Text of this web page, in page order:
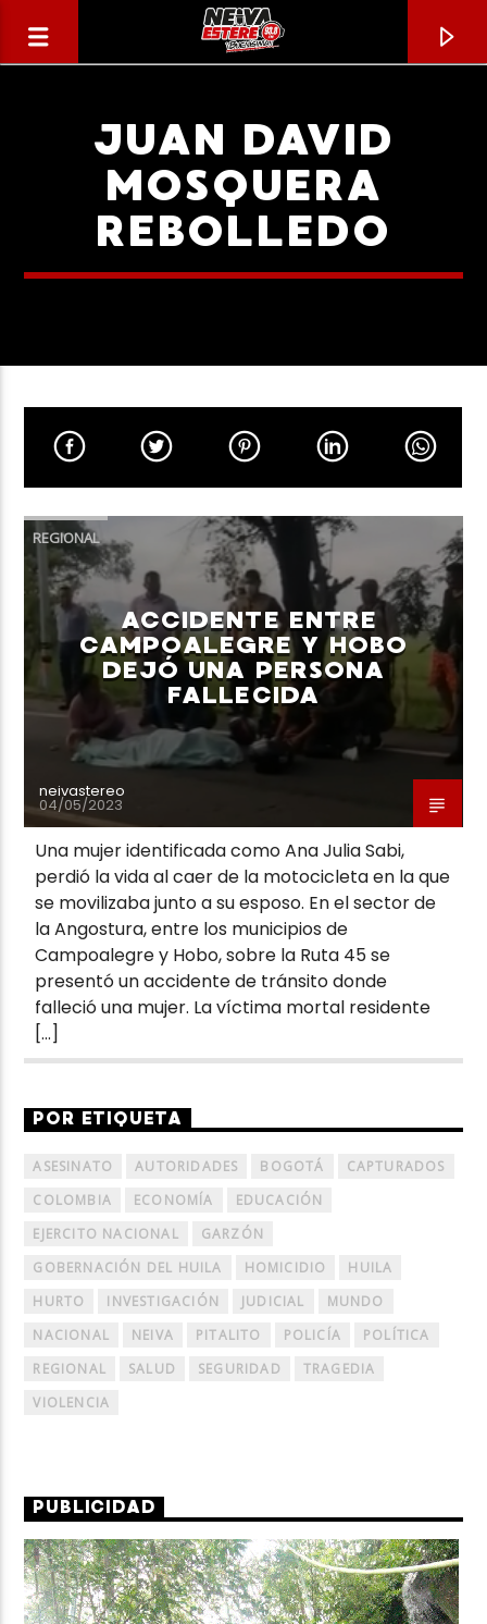
CANCIÓN ACTUAL
TÍTULO
Neiva Estereo
JUAN DAVID
MOSQUERA
REBOLLEDO
REGIONAL
ACCIDENTE ENTRE
CAMPOALEGRE Y HOBO
DEJÓ UNA PERSONA
FALLECIDA
neivastereo
04/05/2023
Una mujer identificada como Ana Julia Sabi,
perdió la vida al caer de la motocicleta en la que
se movilizaba junto a su esposo. En el sector de
la Angostura, entre los municipios de
Campoalegre y Hobo, sobre la Ruta 45 se
presentó un accidente de tránsito donde
falleció una mujer. La víctima mortal residente
[…]
POR ETIQUETA
ASESINATO AUTORIDADES BOGOTÁ
CAPTURADOS
COLOMBIA
ECONOMÍA
EDUCACIÓN
EJERCITO NACIONAL
GARZÓN
GOBERNACIÓN DEL HUILA
HOMICIDIO
HUILA
HURTO
INVESTIGACIÓN JUDICIAL
MUNDO
NACIONAL
NEIVA PITALITO POLICÍA
POLÍTICA
REGIONAL
SALUD SEGURIDAD
TRAGEDIA
VIOLENCIA
PUBLICIDAD